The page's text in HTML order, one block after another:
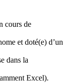
cours de
et doté(e) d’un
dans la
Excel).